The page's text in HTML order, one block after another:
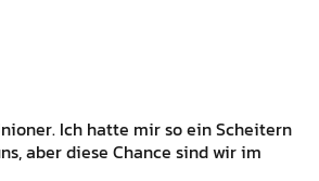
Ich hatte mir so ein Scheitern
aber diese Chance sind wir im